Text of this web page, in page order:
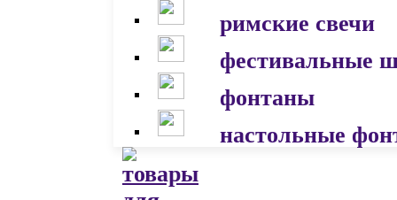
римские свечи
фестивальные
фонтаны
настольные